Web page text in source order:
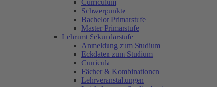
Curriculum
Schwerpunkte
Bachelor Primarstufe
Master Primarstufe
Lehramt Sekundarstufe
Anmeldung zum Studium
Eckdaten zum Studium
Curricula
Fächer & Kombinationen
Lehrveranstaltungen